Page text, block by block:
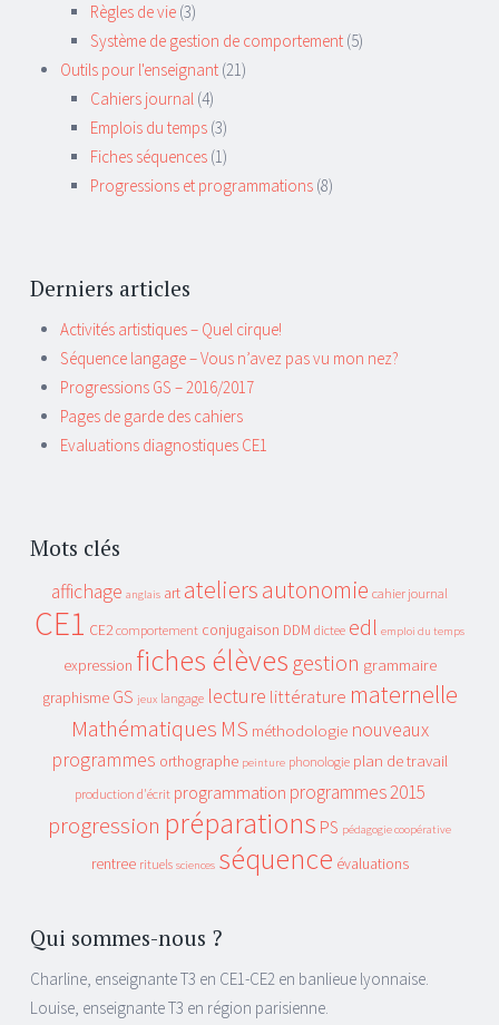
Règles de vie (3)
Système de gestion de comportement (5)
Outils pour l'enseignant (21)
Cahiers journal (4)
Emplois du temps (3)
Fiches séquences (1)
Progressions et programmations (8)
Derniers articles
Activités artistiques – Quel cirque!
Séquence langage – Vous n’avez pas vu mon nez?
Progressions GS – 2016/2017
Pages de garde des cahiers
Evaluations diagnostiques CE1
Mots clés
affichage anglais art ateliersautonomie cahier journal
CE1 CE2 comportement conjugaison DDM dictee edl emploi du temps
expression fiches élèvesgestion grammaire
graphisme GS jeux langage lecture littérature maternelle
Mathématiques MS méthodologie nouveaux
programmes orthographe peinture phonologie plan de travail
production d'écrit programmation programmes 2015
progression préparations PS pédagogie coopérative
rentree rituels sciences séquence évaluations
Qui sommes-nous ?
Charline, enseignante T3 en CE1-CE2 en banlieue lyonnaise.
Louise, enseignante T3 en région parisienne.